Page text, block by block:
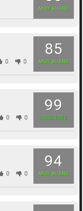
MUY BUENO
85
MUY BUENO
0 0
99
EXCELENTE
0 0
94
MUY BUENO
0 0